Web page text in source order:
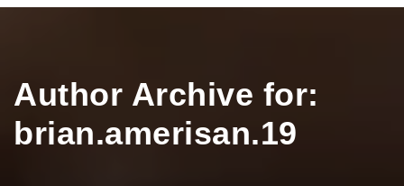
Author Archive for:
brian.amerisan.19